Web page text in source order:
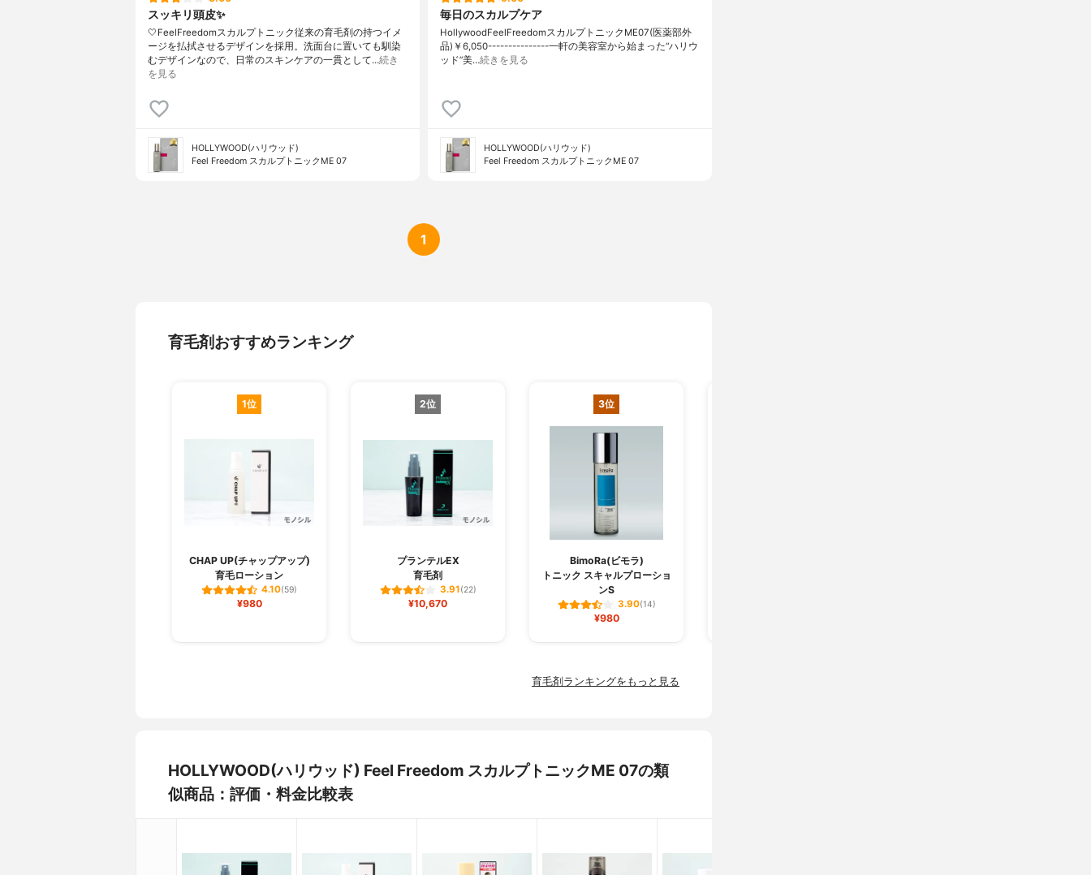
スッキリ頭皮✨
🤍FeelFreedomスカルプトニック従来の育毛剤の持つイメ
ージを払拭させるデザインを採用。洗面台に置いても馴染
むデザインなので、日常のスキンケアの一貫として…続き
を見る
HOLLYWOOD(ハリウッド)
Feel Freedom スカルプトニックME 07
毎日のスカルプケア
HollywoodFeelFreedomスカルプトニックME07(医薬部外
品)￥6,050---------------一軒の美容室から始まった“ハリウ
ッド”美…続きを見る
HOLLYWOOD(ハリウッド)
Feel Freedom スカルプトニックME 07
1
育毛剤おすすめランキング
1位
CHAP UP(チャップアップ)
育毛ローション
4.10(59)
¥980
2位
プランテルEX
育毛剤
3.91(22)
¥10,670
3位
BimoRa(ビモラ)
トニック スキャルプローショ
ンS
3.90(14)
¥980
育毛剤ランキングをもっと見る
HOLLYWOOD(ハリウッド) Feel Freedom スカルプトニックME 07の類
似商品：評価・料金比較表